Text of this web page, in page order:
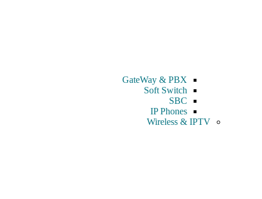
GateWay & PBX
Soft Switch
SBC
IP Phones
Wireless & IPTV